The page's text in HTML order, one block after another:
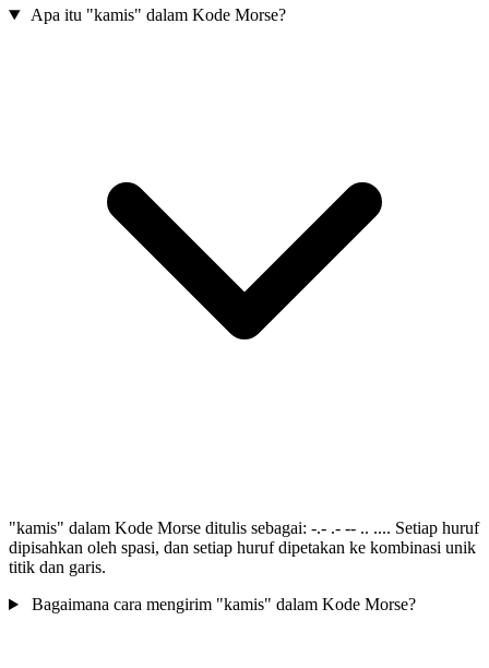
Apa itu "kamis" dalam Kode Morse?
"kamis" dalam Kode Morse ditulis sebagai: -.- .- -- .. .... Setiap huruf
dipisahkan oleh spasi, dan setiap huruf dipetakan ke kombinasi unik
titik dan garis.
Bagaimana cara mengirim "kamis" dalam Kode Morse?